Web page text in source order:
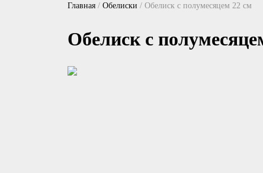
Главная / Обелиски / Обелиск с полумесяцем 22 см
Обелиск с